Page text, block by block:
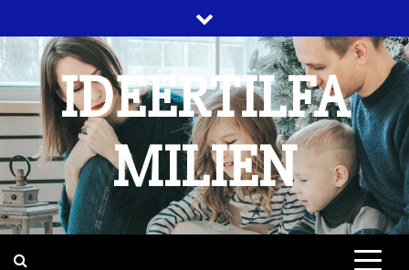
to
content
IDEERTILFA
MILIEN